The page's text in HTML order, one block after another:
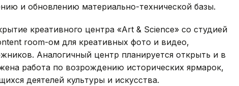
и обновлению материально-технической базы.
креативного центра «Art & Science» со студией
room-ом для креативных фото и видео,
Аналогичный центр планируется открыть и в
работа по возрождению исторических ярмарок,
деятелей культуры и искусства.